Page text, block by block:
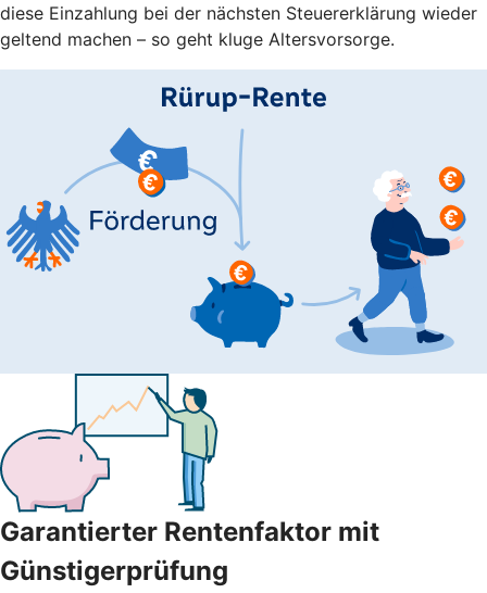
diese Einzahlung bei der nächsten Steuererklärung wieder
geltend machen – so geht kluge Altersvorsorge.
Garantierter Rentenfaktor mit
Günstigerprüfung